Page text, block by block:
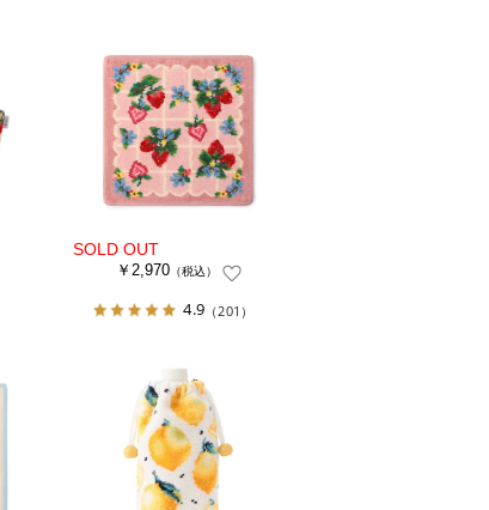
￥2,970（税込）
4.9 （201）